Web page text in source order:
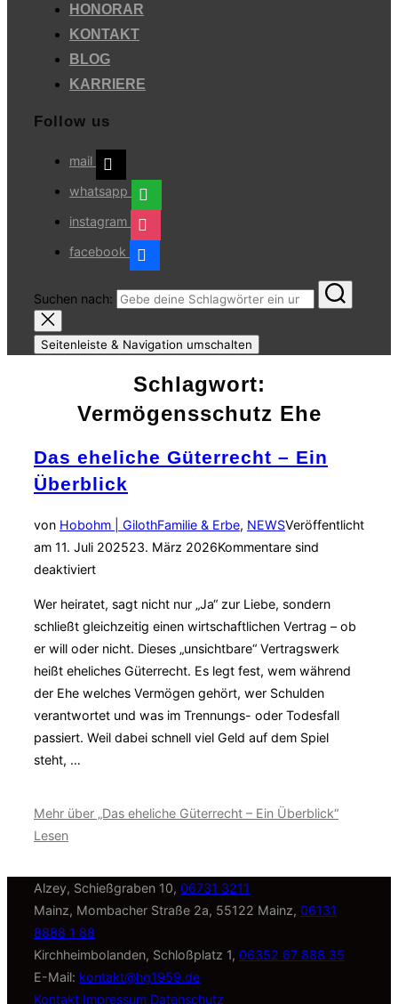
HONORAR
KONTAKT
BLOG
KARRIERE
Follow us
mail
whatsapp
instagram
facebook
Suchen nach:
Seitenleiste & Navigation umschalten
Schlagwort:
Vermögensschutz Ehe
Das eheliche Güterrecht – Ein
Überblick
von Hobohm | GilothFamilie & Erbe, NEWSVeröffentlicht
am 11. Juli 202523. März 2026Kommentare sind
deaktiviert
Wer heiratet, sagt nicht nur „Ja“ zur Liebe, sondern
schließt gleichzeitig einen wirtschaftlichen Vertrag – ob
er will oder nicht. Dieses „unsichtbare“ Vertragswerk
heißt eheliches Güterrecht. Es legt fest, wem während
der Ehe welches Vermögen gehört, wer Schulden
verantwortet und was im Trennungs- oder Todesfall
passiert. Weil dabei schnell viel Geld auf dem Spiel
steht, …
Mehr über „Das eheliche Güterrecht – Ein Überblick“
Lesen
Alzey, Schießgraben 10, 06731 3211
Mainz, Mombacher Straße 2a, 55122 Mainz, 06131
8888 1 88
Kirchheimbolanden, Schloßplatz 1, 06352 67 888 35
E-Mail: kontakt@hg1959.de
Kontakt Impressum Datenschutz